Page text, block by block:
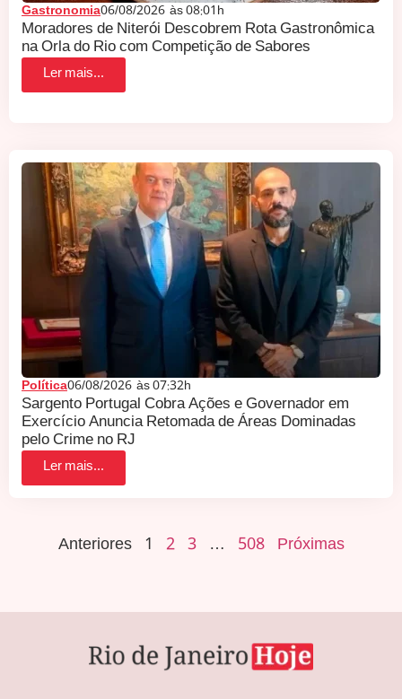
Gastronomia06/08/2026 às08:01h
Moradores de Niterói Descobrem Rota Gastronômica
na Orla do Rio com Competição de Sabores
Ler mais...
Política06/08/2026 às07:32h
Sargento Portugal Cobra Ações e Governador em
Exercício Anuncia Retomada de Áreas Dominadas
pelo Crime no RJ
Ler mais...
Anteriores 1 2 3 … 508 Próximas